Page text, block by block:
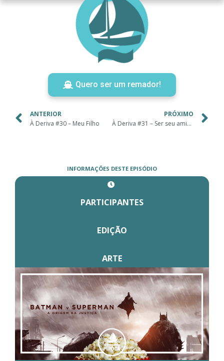
Quero ser um remador!
ANTERIOR
À Deriva #30 – Meu Filho
PRÓXIMO
À Deriva #31 – Ser seu amigo
INFORMAÇÕES DESTE EPISÓDIO
PARTICIPANTES
EDIÇÃO
ARTE